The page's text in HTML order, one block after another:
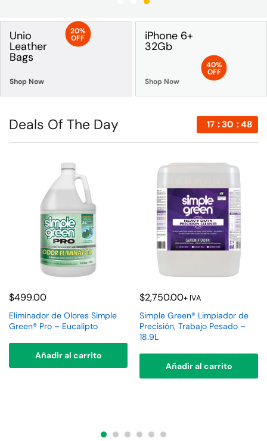
Unio
Leather
Bags
Shop Now
20%
OFF iPhone 6+
32Gb
Shop Now
40%
OFF
Deals Of The Day 17 30 47
$499.00
Eliminador de Olores Simple
Green® Pro – Eucalipto
Añadir al carrito
$2,750.00+ IVA
Simple Green® Limpiador de
Precisión, Trabajo Pesado –
18.9L
Añadir al carrito